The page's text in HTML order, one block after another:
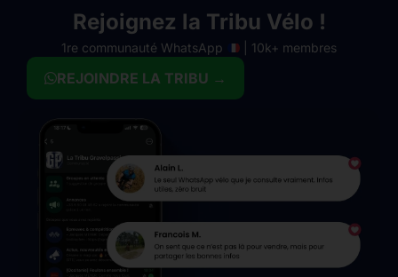
Rejoignez la Tribu Vélo !
1re communauté WhatsApp | 10k+ membres
REJOINDRE LA TRIBU →